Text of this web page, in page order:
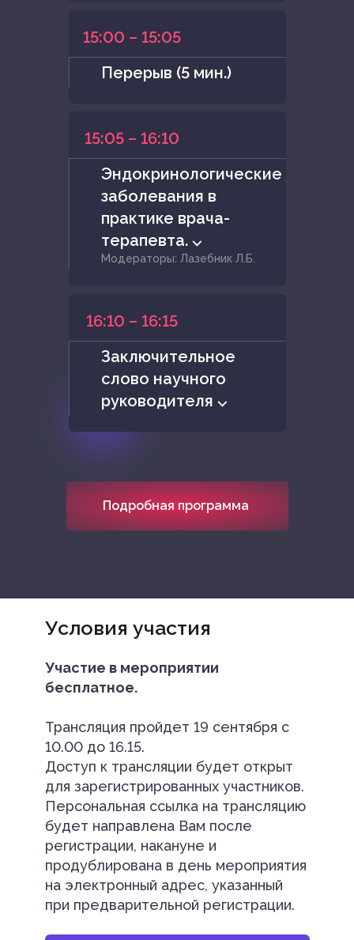
15:00 – 15:05
Перерыв (5 мин.)
15:05 – 16:10
Эндокринологические
заболевания в
практике врача-
терапевта. ⌵
Модераторы: Лазебник Л.Б.
16:10 – 16:15
Заключительное
слово научного
руководителя ⌵
Подробная программа
Условия участия
Участие в мероприятии
бесплатное.
Трансляция пройдет 19 сентября с
10.00 до 16.15.
Доступ к трансляции будет открыт
для зарегистрированных участников.
Персональная ссылка на трансляцию
будет направлена Вам после
регистрации, накануне и
продублирована в день мероприятия
на электронный адрес, указанный
при предварительной регистрации.